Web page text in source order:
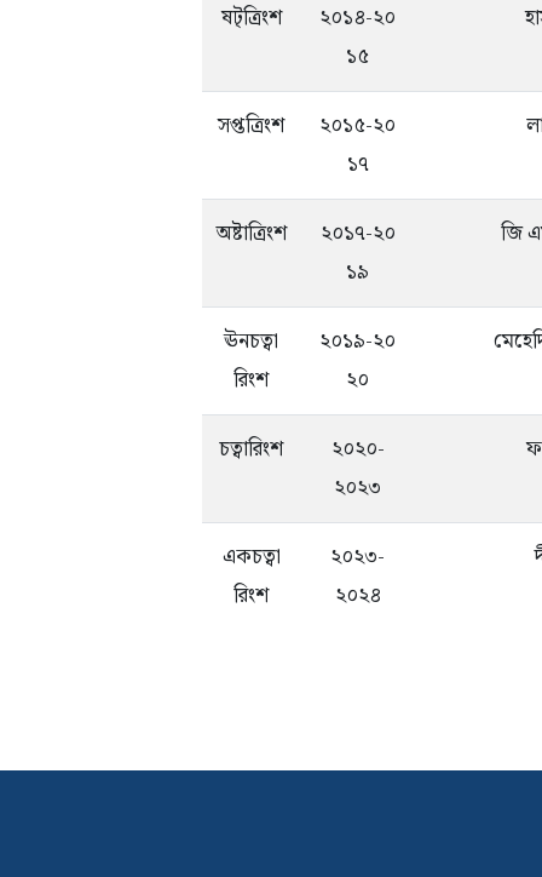
ষট্‌ত্রিংশ
২০১৪-২০
১৫
সপ্তত্রিংশ
২০১৫-২০
১৭
অষ্টাত্রিংশ
২০১৭-২০
১৯
জি
ঊনচত্বা
রিংশ
২০১৯-২০
২০
চত্বারিংশ
২০২০-
২০২৩
একচত্বা
রিংশ
২০২৩-
২০২৪